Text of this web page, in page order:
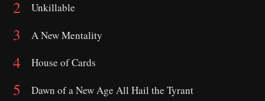
Unkillable
A New Mentality
House of Cards
Dawn of a New Age All Hail the Tyrant